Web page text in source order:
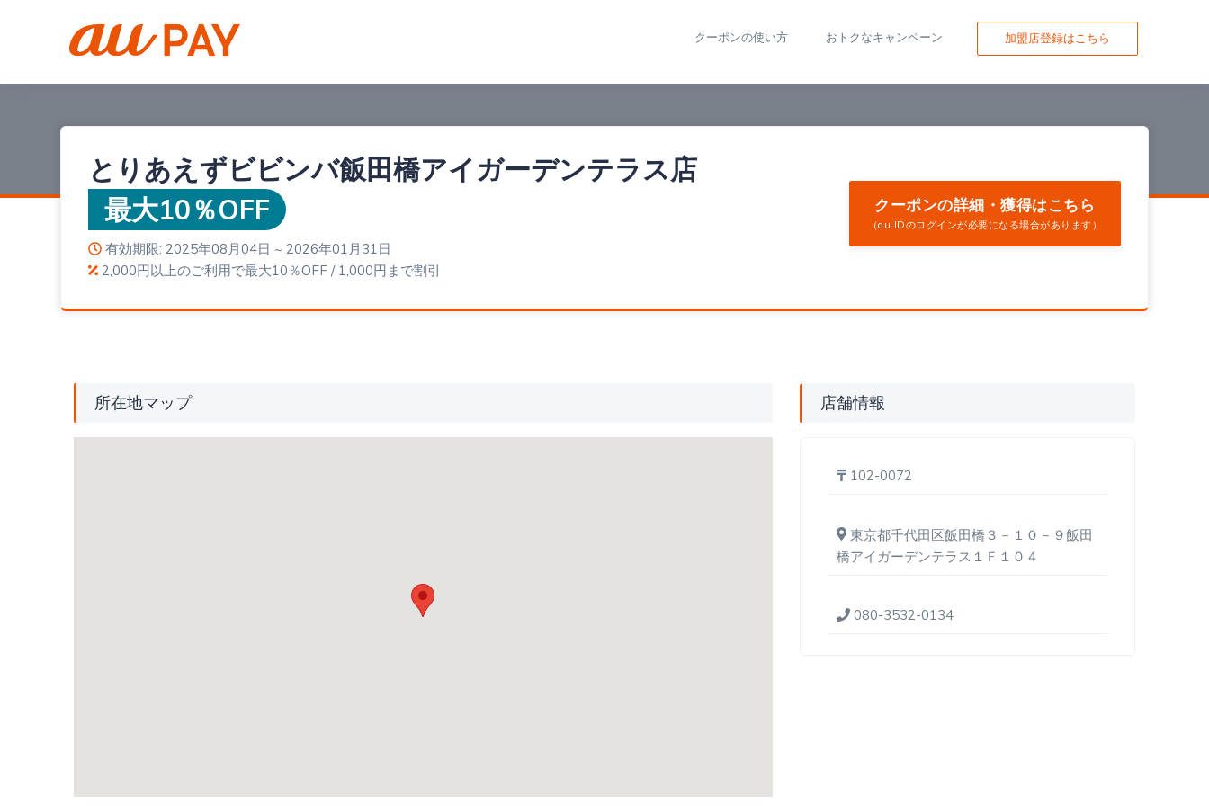
クーポンの使い方 おトクなキャンペーン 加盟店登録はこちら
とりあえずビビンバ飯田橋アイガーデンテラス店
最大10％OFF
有効期限: 2025年08月04日 ~ 2026年01月31日
2,000円以上のご利用で最大10％OFF / 1,000円まで割引
クーポンの詳細・獲得はこちら
（au IDのログインが必要になる場合があります）
所在地マップ 店舗情報
102-0072
東京都千代田区飯田橋３－１０－９飯田
橋アイガーデンテラス１Ｆ１０４
080-3532-0134